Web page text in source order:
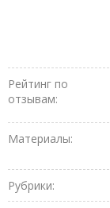
Рейтинг по
отзывам:
Материалы:
Рубрики: